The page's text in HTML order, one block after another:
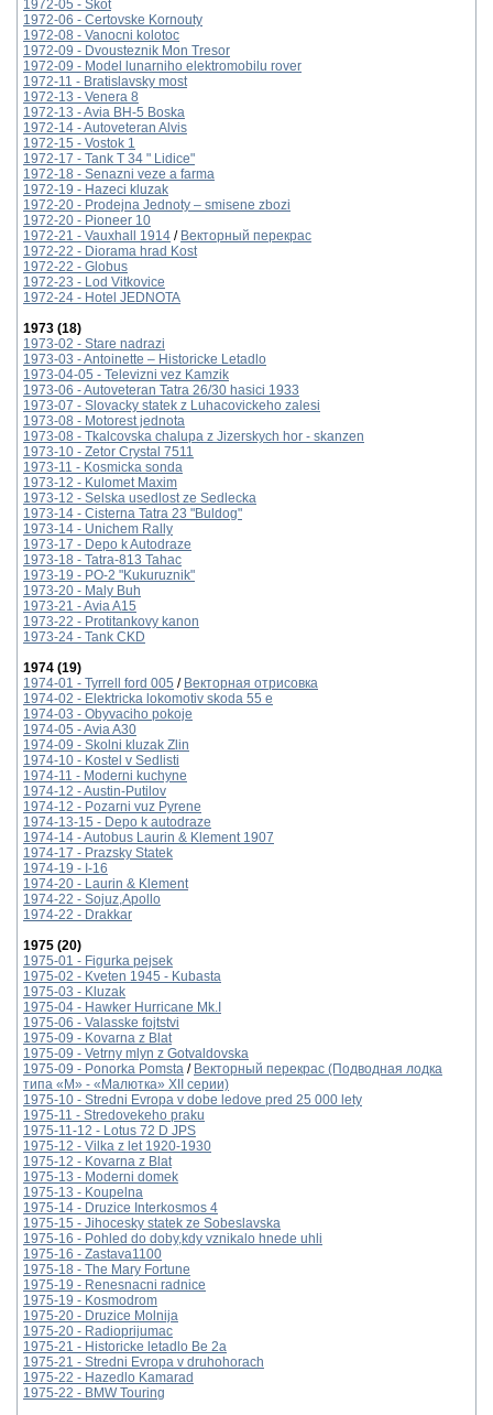
1972-05 - Skot
1972-06 - Certovske Kornouty
1972-08 - Vanocni kolotoc
1972-09 - Dvousteznik Mon Tresor
1972-09 - Model lunarniho elektromobilu rover
1972-11 - Bratislavsky most
1972-13 - Venera 8
1972-13 - Avia BH-5 Boska
1972-14 - Autoveteran Alvis
1972-15 - Vostok 1
1972-17 - Tank T 34 " Lidice"
1972-18 - Senazni veze a farma
1972-19 - Hazeci kluzak
1972-20 - Prodejna Jednoty – smisene zbozi
1972-20 - Pioneer 10
1972-21 - Vauxhall 1914 / Векторный перекрас
1972-22 - Diorama hrad Kost
1972-22 - Globus
1972-23 - Lod Vitkovice
1972-24 - Hotel JEDNOTA
1973 (18)
1973-02 - Stare nadrazi
1973-03 - Antoinette – Historicke Letadlo
1973-04-05 - Televizni vez Kamzik
1973-06 - Autoveteran Tatra 26/30 hasici 1933
1973-07 - Slovacky statek z Luhacovickeho zalesi
1973-08 - Motorest jednota
1973-08 - Tkalcovska chalupa z Jizerskych hor - skanzen
1973-10 - Zetor Crystal 7511
1973-11 - Kosmicka sonda
1973-12 - Kulomet Maxim
1973-12 - Selska usedlost ze Sedlecka
1973-14 - Cisterna Tatra 23 "Buldog"
1973-14 - Unichem Rally
1973-17 - Depo k Autodraze
1973-18 - Tatra-813 Tahac
1973-19 - PO-2 "Kukuruznik"
1973-20 - Maly Buh
1973-21 - Avia A15
1973-22 - Protitankovy kanon
1973-24 - Tank CKD
1974 (19)
1974-01 - Tyrrell ford 005 / Векторная отрисовка
1974-02 - Elektricka lokomotiv skoda 55 e
1974-03 - Obyvaciho pokoje
1974-05 - Avia A30
1974-09 - Skolni kluzak Zlin
1974-10 - Kostel v Sedlisti
1974-11 - Moderni kuchyne
1974-12 - Austin-Putilov
1974-12 - Pozarni vuz Pyrene
1974-13-15 - Depo k autodraze
1974-14 - Autobus Laurin & Klement 1907
1974-17 - Prazsky Statek
1974-19 - I-16
1974-20 - Laurin & Klement
1974-22 - Sojuz,Apollo
1974-22 - Drakkar
1975 (20)
1975-01 - Figurka pejsek
1975-02 - Kveten 1945 - Kubasta
1975-03 - Kluzak
1975-04 - Hawker Hurricane Mk.I
1975-06 - Valasske fojtstvi
1975-09 - Kovarna z Blat
1975-09 - Vetrny mlyn z Gotvaldovska
1975-09 - Ponorka Pomsta / Векторный перекрас (Подводная лодка
типа «М» - «Малютка» XII серии)
1975-10 - Stredni Evropa v dobe ledove pred 25 000 lety
1975-11 - Stredovekeho praku
1975-11-12 - Lotus 72 D JPS
1975-12 - Vilka z let 1920-1930
1975-12 - Kovarna z Blat
1975-13 - Moderni domek
1975-13 - Koupelna
1975-14 - Druzice Interkosmos 4
1975-15 - Jihocesky statek ze Sobeslavska
1975-16 - Pohled do doby,kdy vznikalo hnede uhli
1975-16 - Zastava1100
1975-18 - The Mary Fortune
1975-19 - Renesnacni radnice
1975-19 - Kosmodrom
1975-20 - Druzice Molnija
1975-20 - Radioprijumac
1975-21 - Historicke letadlo Be 2a
1975-21 - Stredni Evropa v druhohorach
1975-22 - Hazedlo Kamarad
1975-22 - BMW Touring